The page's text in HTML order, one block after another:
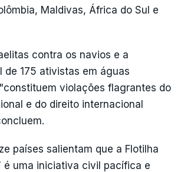
Maldivas, África do Sul e
contra os navios e a
de 175 ativistas em águas
violações flagrantes do
e do direito internacional
países salientam que a Flotilha
é uma iniciativa civil pacífica e